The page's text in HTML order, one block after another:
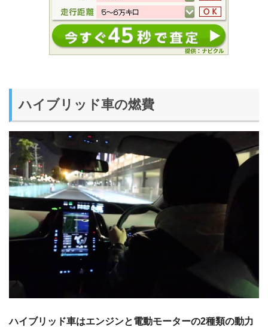
ハイブリッド車の燃費
ハイブリッド車はエンジンと電動モーターの2種類の動力